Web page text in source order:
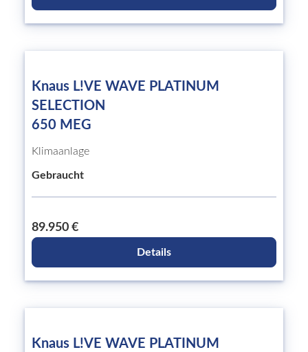
Knaus L!VE WAVE PLATINUM
SELECTION
650 MEG
Klimaanlage
Gebraucht
89.950 €
Details
Knaus L!VE WAVE PLATINUM